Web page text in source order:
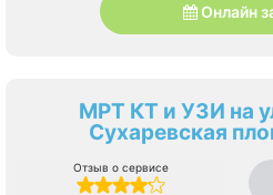
Онлайн
МРТ КТ и УЗИ на
Сухаревская
Отзыв о сервисе